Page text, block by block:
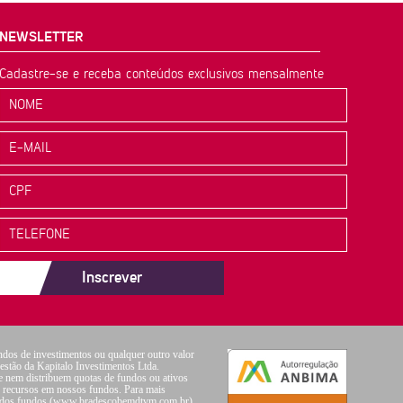
NEWSLETTER
Cadastre-se e receba conteúdos exclusivos mensalmente
Inscrever
de investimentos ou qualquer outro valor
da Kapitalo Investimentos Ltda.
distribuem quotas de fundos ou ativos
em nossos fundos. Para mais